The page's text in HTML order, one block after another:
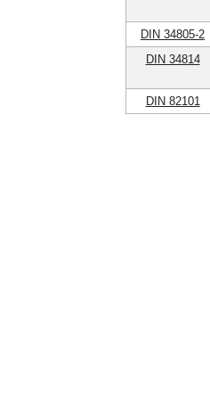
DIN 34805-2
DIN 34814
DIN 82101